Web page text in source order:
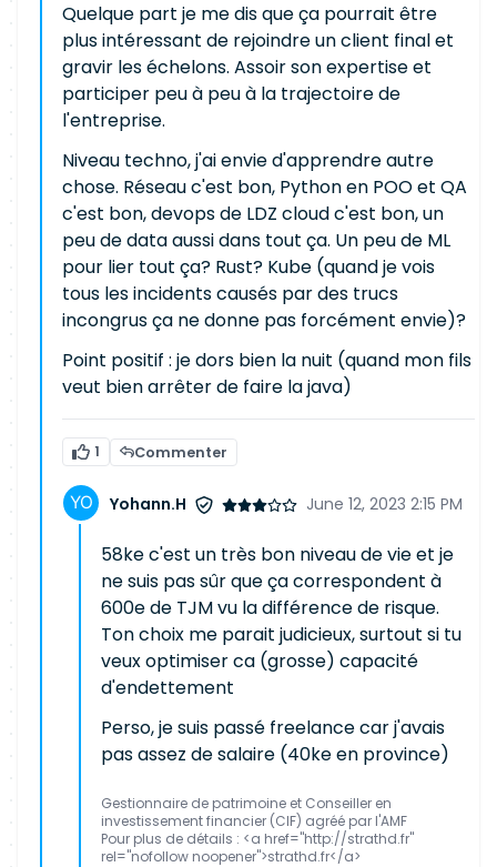
Quelque part je me dis que ça pourrait être
plus intéressant de rejoindre un client final et
gravir les échelons. Assoir son expertise et
participer peu à peu à la trajectoire de
l'entreprise.
Niveau techno, j'ai envie d'apprendre autre
chose. Réseau c'est bon, Python en POO et QA
c'est bon, devops de LDZ cloud c'est bon, un
peu de data aussi dans tout ça. Un peu de ML
pour lier tout ça? Rust? Kube (quand je vois
tous les incidents causés par des trucs
incongrus ça ne donne pas forcément envie)?
Point positif : je dors bien la nuit (quand mon fils
veut bien arrêter de faire la java)
1 Commenter
Yohann.H June 12, 2023 2:15 PM
58ke c'est un très bon niveau de vie et je
ne suis pas sûr que ça correspondent à
600e de TJM vu la différence de risque.
Ton choix me parait judicieux, surtout si tu
veux optimiser ca (grosse) capacité
d'endettement
Perso, je suis passé freelance car j'avais
pas assez de salaire (40ke en province)
Gestionnaire de patrimoine et Conseiller en
investissement financier (CIF) agréé par l'AMF
Pour plus de détails : <a href="http://strathd.fr"
rel="nofollow noopener">strathd.fr</a>